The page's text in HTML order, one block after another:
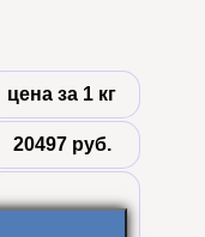
цена за 1 кг
20497 руб.